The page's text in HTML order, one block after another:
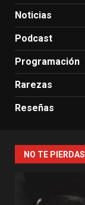
Noticias
Podcast
Programación
Rarezas
Reseñas
NO TE PIERDAS